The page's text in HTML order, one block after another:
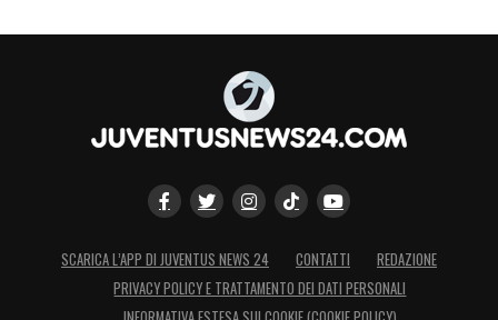
SCARICA L’APP DI JUVENTUS NEWS 24 CONTATTI
REDAZIONE
PRIVACY POLICY E TRATTAMENTO DEI DATI PERSONALI